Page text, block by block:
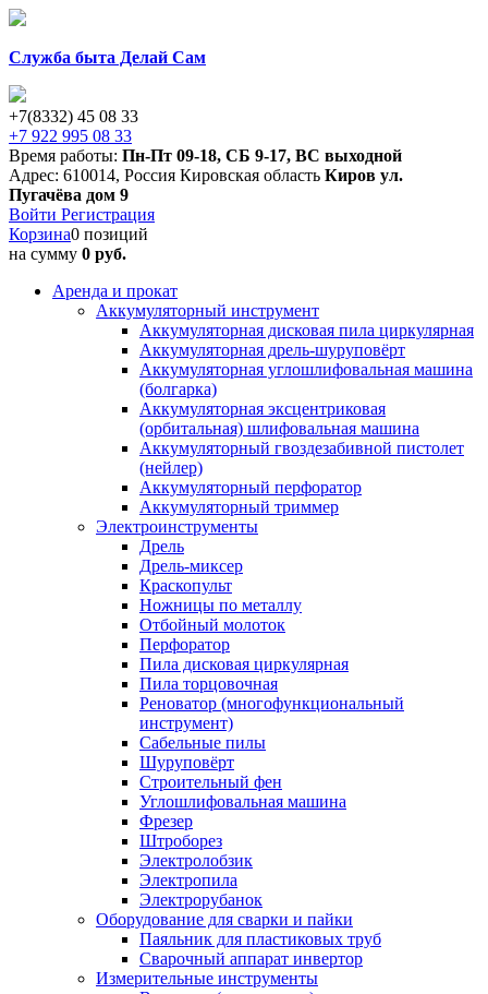
Служба быта Делай Сам
+7(8332) 45 08 33
+7 922 995 08 33
Время работы: Пн-Пт 09-18, СБ 9-17, ВС выходной
Адрес: 610014, Россия Кировская область Киров ул.
Пугачёва дом 9
Войти Регистрация
Корзина0 позиций
на сумму 0 руб.
Аренда и прокат
Аккумуляторный инструмент
Аккумуляторная дисковая пила циркулярная
Аккумуляторная дрель-шуруповёрт
Аккумуляторная углошлифовальная машина
(болгарка)
Аккумуляторная эксцентриковая
(орбитальная) шлифовальная машина
Аккумуляторный гвоздезабивной пистолет
(нейлер)
Аккумуляторный перфоратор
Аккумуляторный триммер
Электроинструменты
Дрель
Дрель-миксер
Краскопульт
Ножницы по металлу
Отбойный молоток
Перфоратор
Пила дисковая циркулярная
Пила торцовочная
Реноватор (многофункциональный
инструмент)
Сабельные пилы
Шуруповёрт
Строительный фен
Углошлифовальная машина
Фрезер
Штроборез
Электролобзик
Электропила
Электрорубанок
Оборудование для сварки и пайки
Паяльник для пластиковых труб
Сварочный аппарат инвертор
Измерительные инструменты